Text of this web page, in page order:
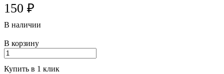
150 ₽
В наличии
В корзину
Купить в 1 клик